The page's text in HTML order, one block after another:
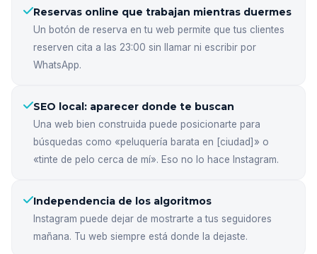
Reservas online que trabajan mientras duermes
Un botón de reserva en tu web permite que tus clientes
reserven cita a las 23:00 sin llamar ni escribir por
WhatsApp.
SEO local: aparecer donde te buscan
Una web bien construida puede posicionarte para
búsquedas como «peluquería barata en [ciudad]» o
«tinte de pelo cerca de mí». Eso no lo hace Instagram.
Independencia de los algoritmos
Instagram puede dejar de mostrarte a tus seguidores
mañana. Tu web siempre está donde la dejaste.